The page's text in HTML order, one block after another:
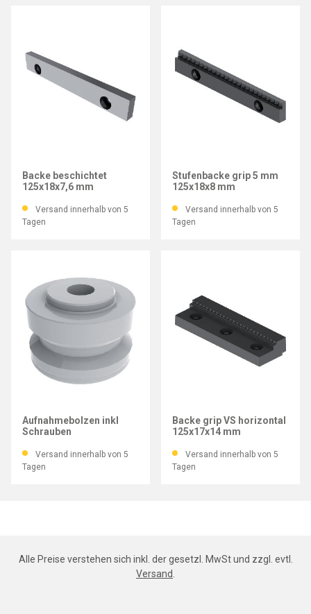
Backe beschichtet
125x18x7,6 mm
Versand innerhalb von 5
Tagen
Stufenbacke grip 5 mm
125x18x8 mm
Versand innerhalb von 5
Tagen
Aufnahmebolzen inkl
Schrauben
Versand innerhalb von 5
Tagen
Backe grip VS horizontal
125x17x14 mm
Versand innerhalb von 5
Tagen
Alle Preise verstehen sich inkl. der gesetzl. MwSt und zzgl. evtl.
Versand